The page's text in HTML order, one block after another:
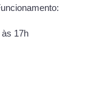
às 17h